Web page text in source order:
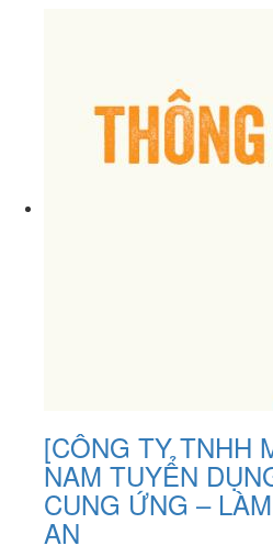
[CÔNG TY TNHH
NAM TUYỂN
CUNG ỨNG –
AN